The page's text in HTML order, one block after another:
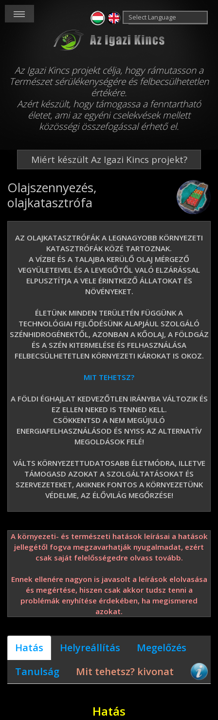
Az Igazi Kincs projekt célja, hogy rámutasson a
Természet sérülékenységére és felbecsülhetetlen
értékére.
Azért készült, hogy támogassa a fenntartható
életet, ami az egyéni cselekvések mellett
közösségi összefogással érhető el.
Miért készült Az Igazi Kincs projekt?
Olajszennyezés,
olajkatasztrófa
AZ OLAJKATASZTRÓFÁK A LEGNAGYOBB KÖRNYEZETI
KATASZTRÓFÁK KÖZÉ TARTOZNAK.
A VÍZBE ÉS A TALAJBA KERÜLŐ OLAJ MÉRGEZŐ
VEGYÜLETEIVEL ÉS A LEVEGŐTŐL VALÓ ELZÁRÁSSAL
ELPUSZTÍTJA A VELE ÉRINTKEZŐ ÁLLATOKAT ÉS
NÖVÉNYEKET.
ÉLETÜNK MINDEN TERÜLETÉN FÜGGÜNK A
TECHNOLÓGIAI FEJLŐDÉSÜNK ALAPJÁUL SZOLGÁLÓ
SZÉNHIDROGÉNEKTŐL, AZONBAN A KŐOLAJ, A FÖLDGÁZ
ÉS A SZÉN KITERMELÉSE ÉS FELHASZNÁLÁSA
FELBECSÜLHETETLEN KÖRNYEZETI KÁROKAT IS OKOZ.
MIT TEHETSZ?
A FÖLDI ÉGHAJLAT KEDVEZŐTLEN IRÁNYBA VÁLTOZIK ÉS
EZ ELLEN NEKED IS TENNED KELL.
CSÖKKENTSD A NEM MEGÚJULÓ
ENERGIAFELHASZNÁLÁSOD ÉS NYISS AZ ALTERNATÍV
MEGOLDÁSOK FELÉ!
VÁLTS KÖRNYEZETTUDATOSABB ÉLETMÓDRA, ILLETVE
TÁMOGASD AZOKAT A SZOLGÁLTATÁSOKAT ÉS
SZERVEZETEKET, AKIKNEK FONTOS A KÖRNYEZETÜNK
VÉDELME, AZ ÉLŐVILÁG MEGŐRZÉSE!
A környezeti- és természeti hatások leírásai a hatások
jellegétől fogva megzavarhatják nyugalmadat, ezért
csak saját felelősségedre olvass tovább.
Ennek ellenére nagyon is javasolt a leírások elolvasása
és megértése, hiszen csak akkor tudsz tenni a
problémák enyhítése érdekében, ha megismered
azokat.
Hatás Helyreállítás
Megelőzés
Tanulság
Mit tehetsz? kivonat
Hatás